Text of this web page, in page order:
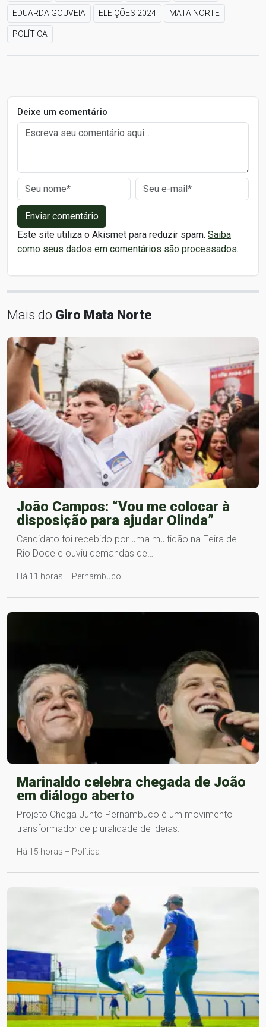
EDUARDA GOUVEIA ELEIÇÕES 2024 MATA NORTE
POLÍTICA
Deixe um comentário
Enviar comentário
Este site utiliza o Akismet para reduzir spam. Saiba
como seus dados em comentários são processados.
Mais do Giro Mata Norte
João Campos: “Vou me colocar à
disposição para ajudar Olinda”
Candidato foi recebido por uma multidão na Feira de
Rio Doce e ouviu demandas de…
Há 11 horas – Pernambuco
Marinaldo celebra chegada de João
em diálogo aberto
Projeto Chega Junto Pernambuco é um movimento
transformador de pluralidade de ideias.
Há 15 horas – Política